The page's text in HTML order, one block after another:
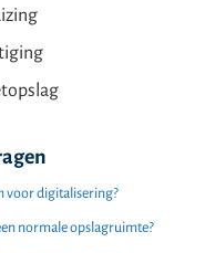
voor digitalisering?
normale opslagruimte?